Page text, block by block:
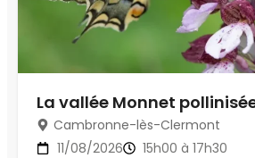
La vallée Monnet
Cambronne-lès-Clermont
11/08/2026
15h00 à 17h30